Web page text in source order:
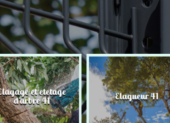
et etetage
d'arbre 41 Elagueur 41